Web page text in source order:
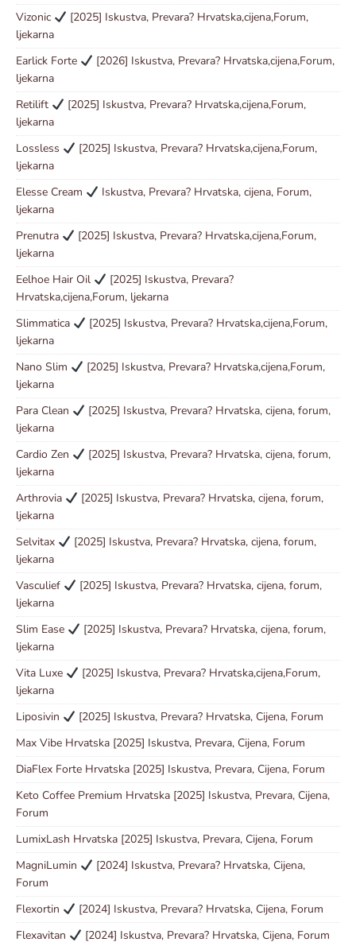
Vizonic
[2025] Iskustva, Prevara? Hrvatska,cijena,Forum,
ljekarna
Earlick Forte
[2026] Iskustva, Prevara? Hrvatska,cijena,Forum,
ljekarna
Retilift
[2025] Iskustva, Prevara? Hrvatska,cijena,Forum,
ljekarna
Lossless
[2025] Iskustva, Prevara? Hrvatska,cijena,Forum,
ljekarna
Elesse Cream
Iskustva, Prevara? Hrvatska, cijena, Forum,
ljekarna
Prenutra
[2025] Iskustva, Prevara? Hrvatska,cijena,Forum,
ljekarna
Eelhoe Hair Oil
[2025] Iskustva, Prevara?
Hrvatska,cijena,Forum, ljekarna
Slimmatica
[2025] Iskustva, Prevara? Hrvatska,cijena,Forum,
ljekarna
Nano Slim
[2025] Iskustva, Prevara? Hrvatska,cijena,Forum,
ljekarna
Para Clean
[2025] Iskustva, Prevara? Hrvatska, cijena, forum,
ljekarna
Cardio Zen
[2025] Iskustva, Prevara? Hrvatska, cijena, forum,
ljekarna
Arthrovia
[2025] Iskustva, Prevara? Hrvatska, cijena, forum,
ljekarna
Selvitax
[2025] Iskustva, Prevara? Hrvatska, cijena, forum,
ljekarna
Vasculief
[2025] Iskustva, Prevara? Hrvatska, cijena, forum,
ljekarna
Slim Ease
[2025] Iskustva, Prevara? Hrvatska, cijena, forum,
ljekarna
Vita Luxe
[2025] Iskustva, Prevara? Hrvatska,cijena,Forum,
ljekarna
Liposivin
[2025] Iskustva, Prevara? Hrvatska, Cijena, Forum
Max Vibe Hrvatska [2025] Iskustva, Prevara, Cijena, Forum
DiaFlex Forte Hrvatska [2025] Iskustva, Prevara, Cijena, Forum
Keto Coffee Premium Hrvatska [2025] Iskustva, Prevara, Cijena,
Forum
LumixLash Hrvatska [2025] Iskustva, Prevara, Cijena, Forum
MagniLumin
[2024] Iskustva, Prevara? Hrvatska, Cijena,
Forum
Flexortin
[2024] Iskustva, Prevara? Hrvatska, Cijena, Forum
Flexavitan
[2024] Iskustva, Prevara? Hrvatska, Cijena, Forum